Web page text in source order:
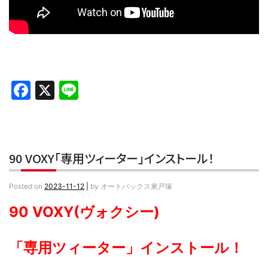
Facebook
X
90 VOXY「専用ツィーター」インストール！
Posted on 2023-11-12 by オートバックス東戸塚
90 VOXY(ヴォクシー)
「専用ツィーター」インストール！